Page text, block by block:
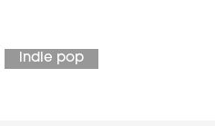
indie pop